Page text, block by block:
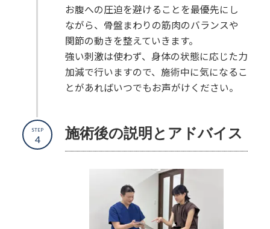
お腹への圧迫を避けることを最優先にし
ながら、骨盤まわりの筋肉のバランスや
関節の動きを整えていきます。
強い刺激は使わず、身体の状態に応じた力
加減で行いますので、施術中に気になるこ
とがあればいつでもお声がけください。
施術後の説明とアドバイス
STEP
4